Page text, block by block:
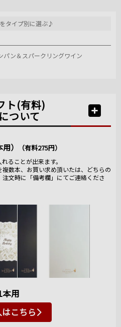
タイプ別に選ぶ♪
パン＆スパークリングワイン
ト(有料)
ついて
） （有料275円）
ることが出来ます。
数本、お買い求め頂いたは、どちらの
文時に「備考欄」にてご連絡くださ
本用
こちら